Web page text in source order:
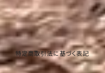
特定商取引法に基づく表記